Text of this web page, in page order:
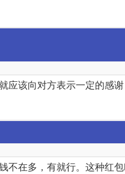
应该向对方表示一定的感
在多，有就行。这种红包